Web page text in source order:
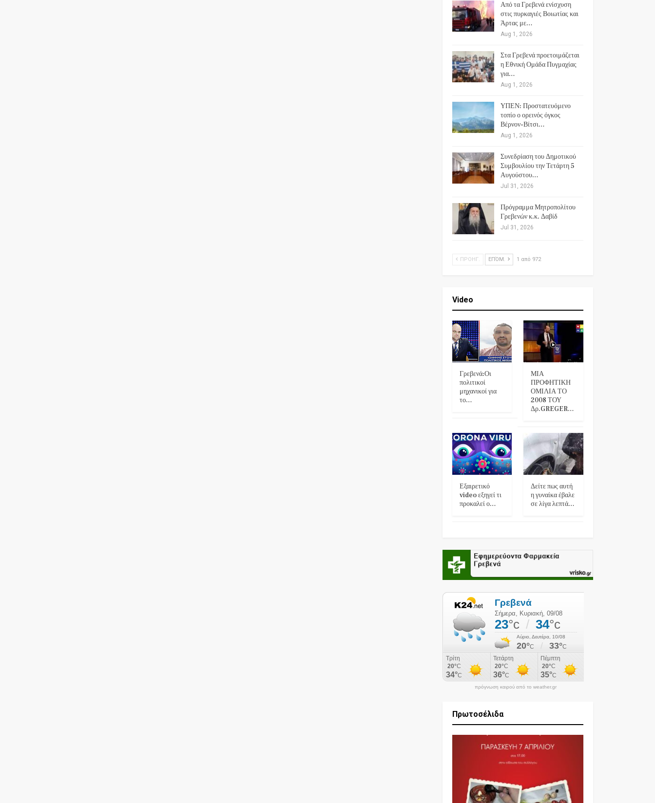
Από τα Γρεβενά ενίσχυση
στις πυρκαγιές Βοιωτίας και
Άρτας με…
Aug 1, 2026
Στα Γρεβενά προετοιμάζεται
η Εθνική Ομάδα Πυγμαχίας
για…
Aug 1, 2026
ΥΠΕΝ: Προστατευόμενο
τοπίο ο ορεινός όγκος
Βέρνον-Βίτσι…
Aug 1, 2026
Συνεδρίαση του Δημοτικού
Συμβουλίου την Τετάρτη 5
Αυγούστου…
Jul 31, 2026
Πρόγραμμα Μητροπολίτου
Γρεβενών κ.κ. Δαβίδ
Jul 31, 2026
ΠΡΟΗΓ. ΕΠΌΜ. 1 από 972
Video
Γρεβενά:Οι
πολιτικοί
μηχανικοί για
το…
ΜΙΑ
ΠΡΟΦΗΤΙΚΗ
ΟΜΙΛΙΑ ΤΟ
2008 ΤΟΥ
Δρ.GREGER…
Εξαιρετικό
video εξηγεί τι
προκαλεί ο…
Δείτε πως αυτή
η γυναίκα έβαλε
σε λίγα λεπτά…
πρόγνωση καιρού από το weather.gr
Πρωτοσέλιδα